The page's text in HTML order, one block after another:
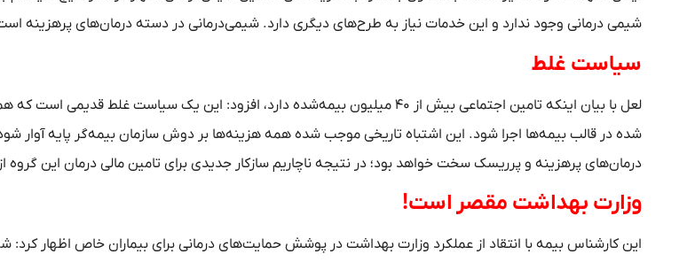
شیمی درمانی وجود ندارد و این خدمات نیاز به طرح‌های دیگری دارد. شیمی‌درمانی در دسته درمان‌های پرهزینه
سیاست غلط
لعل با بیان اینکه تامین اجتماعی بیش از ۴۰ میلیون بیمه‌شده دارد، افزود: این یک سیاست غلط
شده در قالب بیمه‌ها اجرا شود. این اشتباه تاریخی موجب شده همه هزینه‌ها بر دوش سازمان بیمه‌گر پایه آوار
درمان‌های پرهزینه و پرریسک سخت خواهد بود؛ در نتیجه ناچاریم سازکار جدیدی برای تامین مالی درمان این گروه
وزارت بهداشت مقصر است!
این کارشناس بیمه با انتقاد از عملکرد وزارت بهداشت در پوشش حمایت‌های درمانی برای بیماران خاص اظهار